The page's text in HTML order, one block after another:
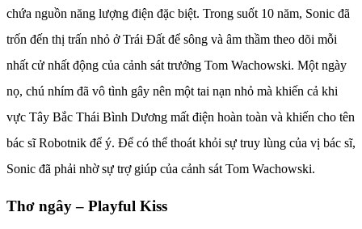
chứa nguồn năng lượng điện đặc biệt. Trong suốt 10 năm, Sonic đã
trốn đến thị trấn nhỏ ở Trái Đất để sông và âm thầm theo dõi mỗi
nhất cử nhất động của cảnh sát trưởng Tom Wachowski. Một ngày
nọ, chú nhím đã vô tình gây nên một tai nạn nhỏ mà khiến cả khi
vực Tây Bắc Thái Bình Dương mất điện hoàn toàn và khiến cho tên
bác sĩ Robotnik để ý. Để có thể thoát khỏi sự truy lùng của vị bác sĩ,
Sonic đã phải nhờ sự trợ giúp của cảnh sát Tom Wachowski.
Thơ ngây – Playful Kiss